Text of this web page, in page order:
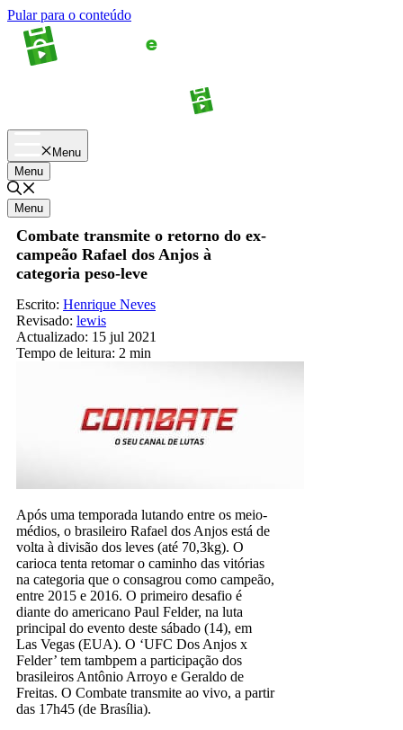
Pular para o conteúdo
Menu
Menu
Menu
Combate transmite o retorno do ex-
campeão Rafael dos Anjos à
categoria peso-leve
Escrito: Henrique Neves
Revisado: lewis
Actualizado: 15 jul 2021
Tempo de leitura: 2 min
Após uma temporada lutando entre os meio-
médios, o brasileiro Rafael dos Anjos está de
volta à divisão dos leves (até 70,3kg). O
carioca tenta retomar o caminho das vitórias
na categoria que o consagrou como campeão,
entre 2015 e 2016. O primeiro desafio é
diante do americano Paul Felder, na luta
principal do evento deste sábado (14), em
Las Vegas (EUA). O ‘UFC Dos Anjos x
Felder’ tem tambpem a participação dos
brasileiros Antônio Arroyo e Geraldo de
Freitas. O Combate transmite ao vivo, a partir
das 17h45 (de Brasília).